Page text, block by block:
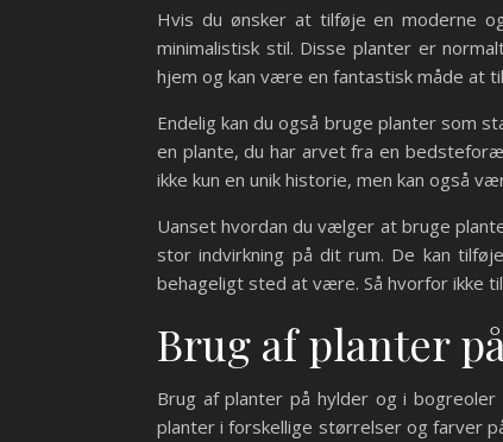
Hvis du ønsker at tilføje en moderne
minimalistisk stil. Disse planter er
hjem og kan være en fantastisk måde at
Endelig kan du også bruge planter som
en plante, du har arvet fra en
ikke kun en unik historie, men kan også
Uanset hvordan du vælger at bruge
stor indvirkning på dit rum. De kan
behageligt sted at være. Så hvorfor ikke
Brug af planter
Brug af planter på hylder og i
planter i forskellige størrelser og farver